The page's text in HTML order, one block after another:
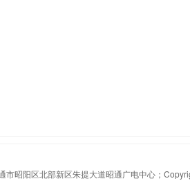
昭阳区北部新区朱提大道昭通广电中心；